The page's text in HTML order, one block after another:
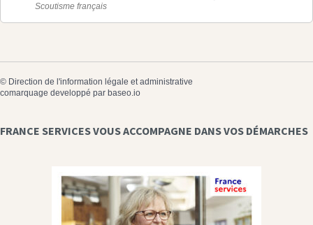
Scoutisme français
© Direction de l'information légale et administrative
comarquage developpé par baseo.io
FRANCE SERVICES VOUS ACCOMPAGNE DANS VOS DÉMARCHES